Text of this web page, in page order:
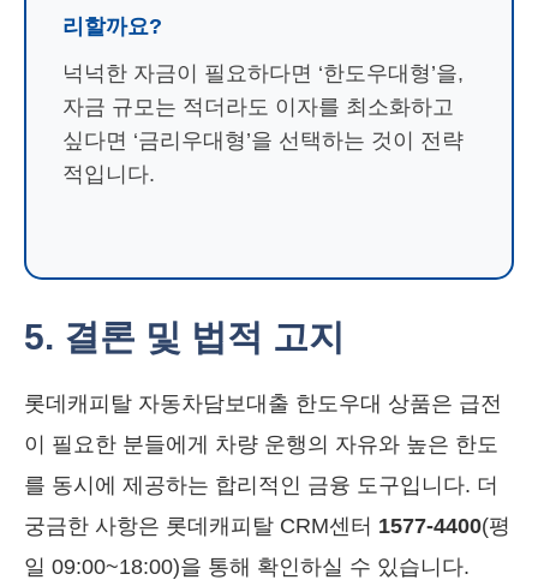
리할까요?
넉넉한 자금이 필요하다면 ‘한도우대형’을,
자금 규모는 적더라도 이자를 최소화하고
싶다면 ‘금리우대형’을 선택하는 것이 전략
적입니다.
5. 결론 및 법적 고지
롯데캐피탈 자동차담보대출 한도우대 상품은 급전
이 필요한 분들에게 차량 운행의 자유와 높은 한도
를 동시에 제공하는 합리적인 금융 도구입니다. 더
궁금한 사항은 롯데캐피탈 CRM센터 1577-4400(평
일 09:00~18:00)을 통해 확인하실 수 있습니다.